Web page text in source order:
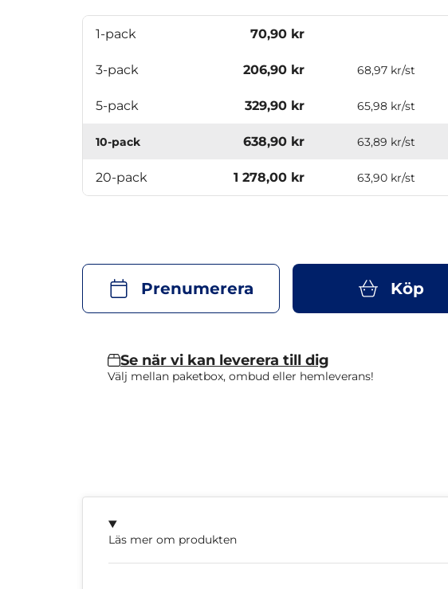
1-pack 70,90 kr
3-pack 206,90 kr 68,97 kr/st
5-pack 329,90 kr 65,98 kr/st
10-pack 638,90 kr 63,89 kr/st
20-pack 1 278,00 kr 63,90 kr/st
Prenumerera Köp
Se när vi kan leverera till dig
Välj mellan paketbox, ombud eller hemleverans!
Läs mer om produkten